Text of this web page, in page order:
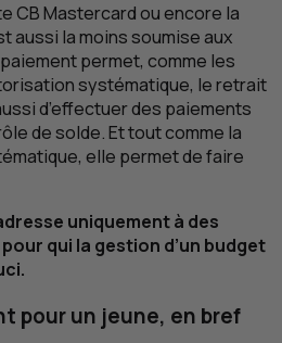
CBMastercardou encore la
aussi la moins soumise aux
permet, comme les
systématique, le retrait
d’effectuer des paiements
de solde. Et tout comme la
elle permet de faire
uniquement à des
qui la gestion d’un budget
pour un jeune, en bref